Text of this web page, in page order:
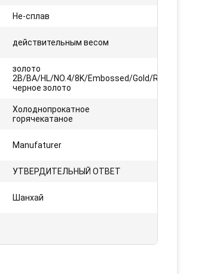
Не-сплав
действительным весом
золото
2B/BA/HL/NO.4/8K/Embossed/Gold/Rose/
черное золото
Холоднопрокатное
горячекатаное
Manufaturer
УТВЕРДИТЕЛЬНЫЙ ОТВЕТ
Шанхай